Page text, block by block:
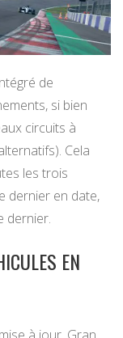
de
si bien
circuits à
Cela
les trois
dernier en date,
dernier.
EN